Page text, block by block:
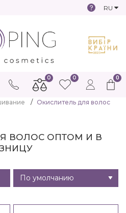
RU
0
0 0
Окислитель для волос
ВОЛОС ОПТОМ И В